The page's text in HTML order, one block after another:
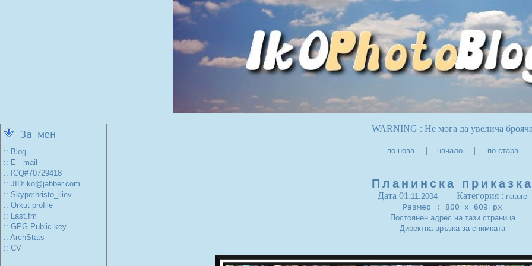
За мен
:: Blog
:: E - mail
:: ICQ#70729418
:: JID:iko@jabber.com
:: Skype:hristo_iliev
:: Orkut profile
:: Last.fm
:: GPG Public key
:: ArchStats
:: CV
WARNING : Не мога да увелича
по-нова|| начало|| по-стара
Планинска
Дата 01.11.2004 Категория : nature
Размер : 800 x 609 px
Постоянен адрес на тази страница
Директна връзка за снимката